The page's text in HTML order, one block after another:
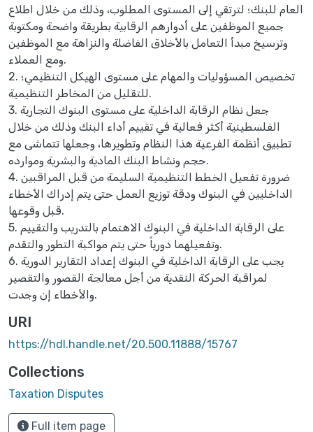
العام للبنك؛ لترتقي إلى المستوى المطلوب، وذلك من خلال اطلاع
جميع الموظفين على أدوارهم الرقابية بطريقة واضحة ومكتوبة
وترسيخ مبدأ التعامل بالأخلاق الفاضلة والنزاهة مع الموظفين
ومع العملاء.
2. تخصيص المسؤوليات والمهام على مستوى الهيكل التنظيمي؛
للتقليل من المخاطر التنظيمية.
3. جعل نظام الرقابة الداخلية على مستوى البنوك التجارية
الفلسطينية أكثر فعالية في تقييم أداء البنك وذلك من خلال
تطبيق أنظمة الفرعية هذا النظام وتطويرها، وجعلها تتماشى مع
حجم ونشاط البنك المادية والبشرية وموارده.
4. ضرورة تفعيل الخطط التنظيمية السليمة من قبل المراقبين
الداخليين في البنوك ودقة توزيع العمل حتى يتم إدراك الأخطاء
قبل وقوعها.
5. على الرقابة الداخلية في البنوك الاهتمام بالتدريب والتقييم
وتفعيلهما دورياً حتى يتم مواكبة التطور والتقدم.
6. يجب على الرقابة الداخلية في البنوك إعداد التقارير الدورية
لمراقبة الحركة النقدية من أجل معالجة القصور والتقصير
والأخطاء إن وجدت.
URI
https://hdl.handle.net/20.500.11888/15767
Collections
Taxation Disputes
Full item page